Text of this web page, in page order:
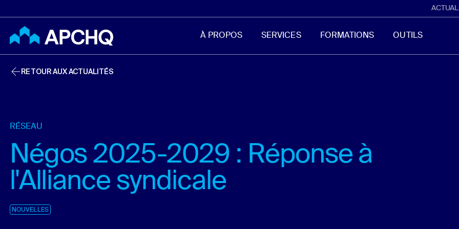
À PROPOS SERVICES FORMATIONS OUTILS
RETOUR AUX ACTUALITÉS
RÉSEAU
Négos 2025-2029 : Réponse à
l'Alliance syndicale
NOUVELLES